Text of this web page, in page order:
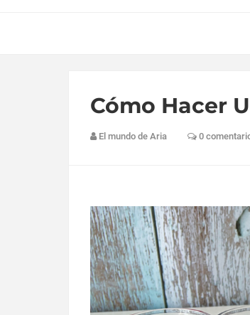
Cómo Hacer
El mundo de Aria 0